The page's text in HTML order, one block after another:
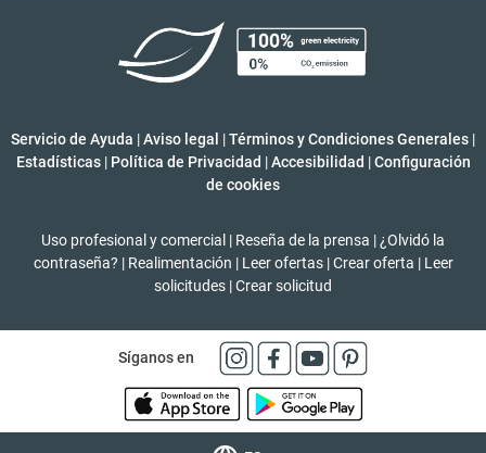
Servicio de Ayuda |Aviso legal |Términos y Condiciones Generales |
Estadísticas | Política de Privacidad | Accesibilidad | Configuración
de cookies
Uso profesional y comercial | Reseña de la prensa | ¿Olvidó la
contraseña? | Realimentación | Leer ofertas | Crear oferta | Leer
solicitudes |Crear solicitud
Síganos en